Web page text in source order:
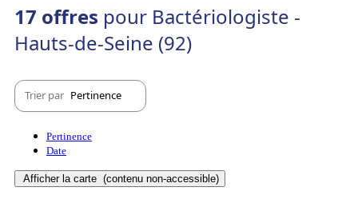
17 offres pour Bactériologiste -
Hauts-de-Seine (92)
Trier par Pertinence
Pertinence
Date
Afficher la carte (contenu non-accessible)